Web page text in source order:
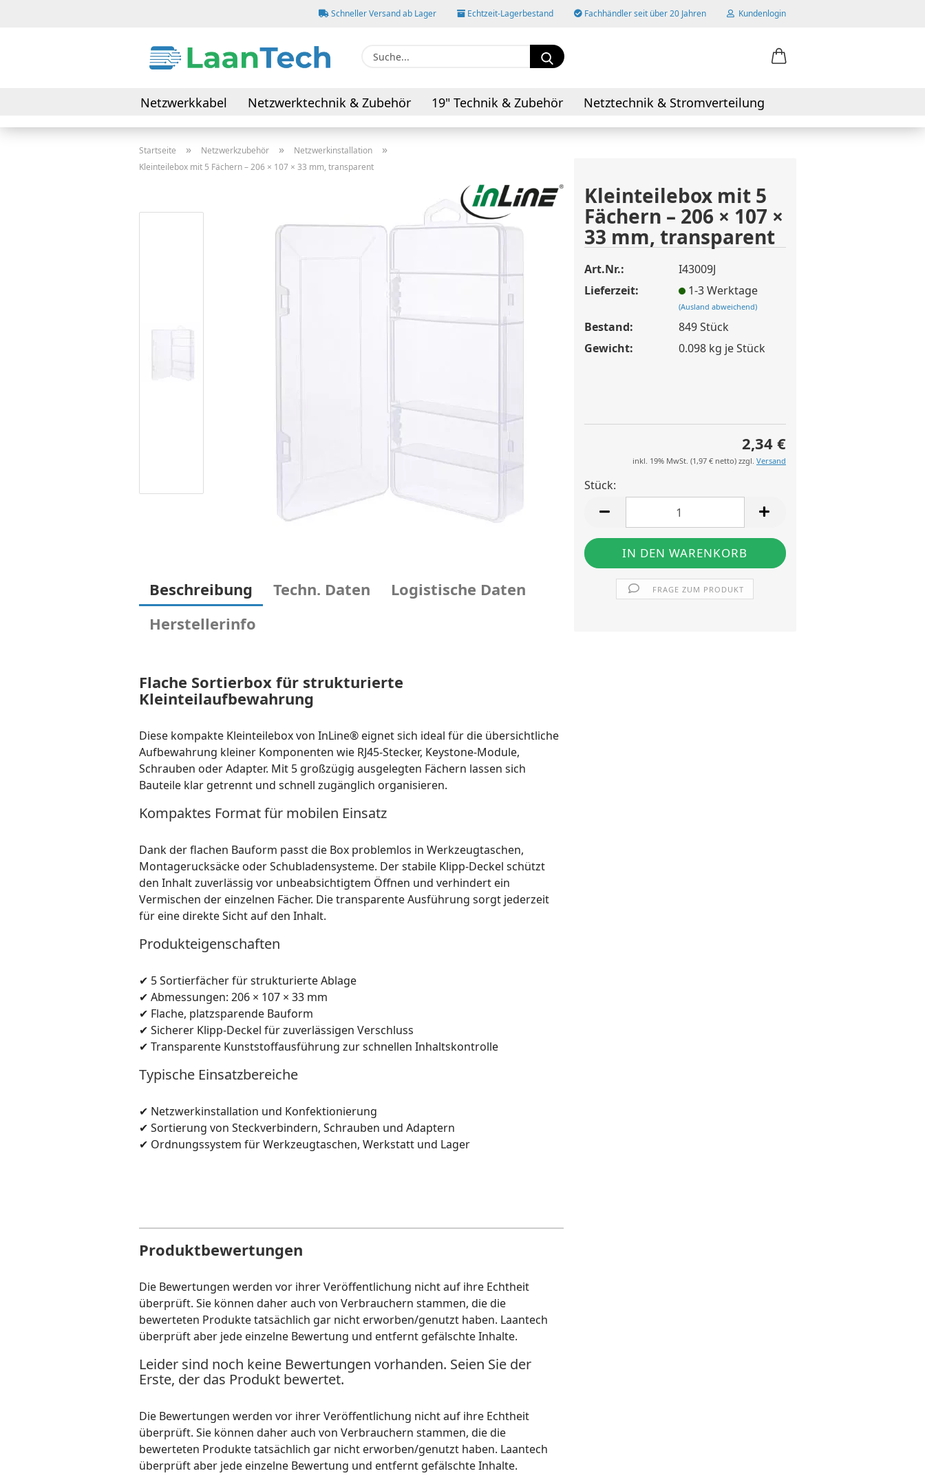
Schneller Versand ab Lager Echtzeit-Lagerbestand Fachhändler seit über 20 Jahren Kundenlogin
Passwort
Konto erstellen
Passwort vergessen?
Suche...
Netzwerkkabel Netzwerktechnik & Zubehör 19" Technik & Zubehör
Netztechnik & Stromverteilung
Daten- & Verbindungskabel
AV-Kabel & Adapter
Startseite » Netzwerkzubehör » Netzwerkinstallation »
Kleinteilebox mit 5 Fächern – 206 × 107 × 33 mm, transparent
Kleinteilebox mit 5
Fächern – 206 × 107 ×
33 mm, transparent
Art.Nr.:
I43009J
Lieferzeit:
1-3 Werktage
(Ausland abweichend)
Bestand: 849Stück
Gewicht:
0.098kg je Stück
2,34 €
inkl. 19% MwSt. (1,97 € netto) zzgl. Versand
Stück:
Stück
FRAGE ZUM PRODUKT
Beschreibung Techn. Daten
Logistische Daten
Herstellerinfo
Flache Sortierbox für strukturierte
Kleinteilaufbewahrung
Diese kompakte Kleinteilebox von InLine® eignet sich ideal für die übersichtliche
Aufbewahrung kleiner Komponenten wie RJ45-Stecker, Keystone-Module,
Schrauben oder Adapter. Mit 5 großzügig ausgelegten Fächern lassen sich
Bauteile klar getrennt und schnell zugänglich organisieren.
Kompaktes Format für mobilen Einsatz
Dank der flachen Bauform passt die Box problemlos in Werkzeugtaschen,
Montagerucksäcke oder Schubladensysteme. Der stabile Klipp-Deckel schützt
den Inhalt zuverlässig vor unbeabsichtigtem Öffnen und verhindert ein
Vermischen der einzelnen Fächer. Die transparente Ausführung sorgt jederzeit
für eine direkte Sicht auf den Inhalt.
Produkteigenschaften
✔ 5 Sortierfächer für strukturierte Ablage
✔ Abmessungen: 206 × 107 × 33 mm
✔ Flache, platzsparende Bauform
✔ Sicherer Klipp-Deckel für zuverlässigen Verschluss
✔ Transparente Kunststoffausführung zur schnellen Inhaltskontrolle
Typische Einsatzbereiche
✔ Netzwerkinstallation und Konfektionierung
✔ Sortierung von Steckverbindern, Schrauben und Adaptern
✔ Ordnungssystem für Werkzeugtaschen, Werkstatt und Lager
Produktbewertungen
Die Bewertungen werden vor ihrer Veröffentlichung nicht auf ihre Echtheit
überprüft. Sie können daher auch von Verbrauchern stammen, die die
bewerteten Produkte tatsächlich gar nicht erworben/genutzt haben. Laantech
überprüft aber jede einzelne Bewertung und entfernt gefälschte Inhalte.
Leider sind noch keine Bewertungen vorhanden. Seien Sie der
Erste, der das Produkt bewertet.
Die Bewertungen werden vor ihrer Veröffentlichung nicht auf ihre Echtheit
überprüft. Sie können daher auch von Verbrauchern stammen, die die
bewerteten Produkte tatsächlich gar nicht erworben/genutzt haben. Laantech
überprüft aber jede einzelne Bewertung und entfernt gefälschte Inhalte.